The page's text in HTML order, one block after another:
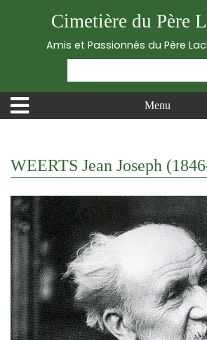
Cimetière du Père
Amis et Passionnés du Père
Menu
WEERTS Jean Joseph